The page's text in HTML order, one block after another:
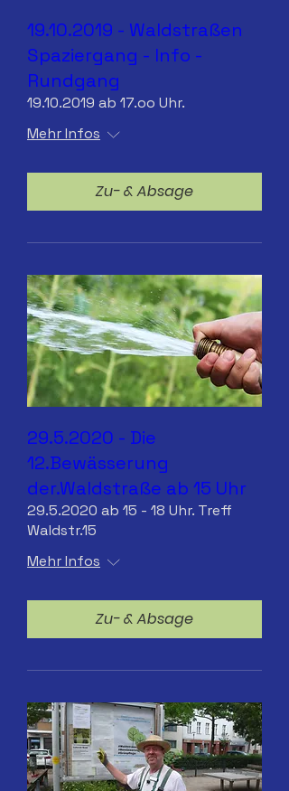
19.10.2019 - Waldstraßen
Spaziergang - Info -
Rundgang
19.10.2019 ab 17.oo Uhr.
Mehr Infos
Zu- & Absage
29.5.2020 - Die
12.Bewässerung
der.Waldstraße ab 15 Uhr
29.5.2020 ab 15 - 18 Uhr. Treff
Waldstr.15
Mehr Infos
Zu- & Absage